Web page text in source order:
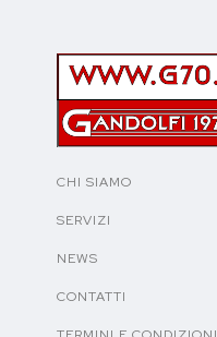
CHI SIAMO
SERVIZI
NEWS
CONTATTI